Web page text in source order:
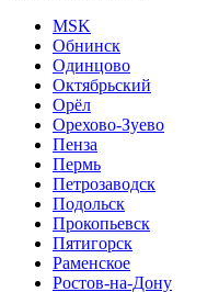
MSK
Обнинск
Одинцово
Октябрьский
Орёл
Орехово-Зуево
Пенза
Пермь
Петрозаводск
Подольск
Прокопьевск
Пятигорск
Раменское
Ростов-на-Дону